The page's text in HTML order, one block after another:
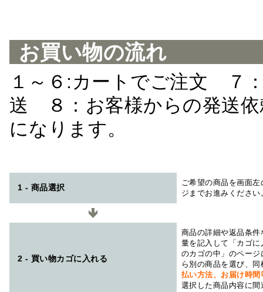
お買い物の流れ
１～６:カートでご注文 ７
送 ８：お客様からの発送
になります。
1 - 商品選択
ご希望の商品を画面
ジまでお進みください
2 - 買い物カゴに入れる
商品の詳細や返品条
量を記入して「カゴ
のカゴの中」のペー
ら別の商品を選び、
払い方法、お届け時
選択した商品内容に